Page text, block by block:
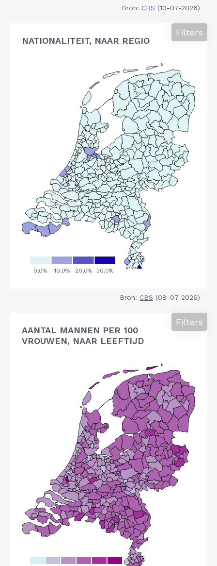
Bron: CBS (10-07-2026)
NATIONALITEIT, NAAR REGIO
Filters
Bron: CBS (08-07-2026)
AANTAL MANNEN PER 100
VROUWEN, NAAR LEEFTIJD
Filters